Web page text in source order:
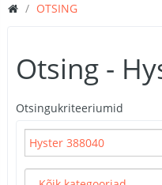
OTSING
Otsing -
Otsingukriteeriumid